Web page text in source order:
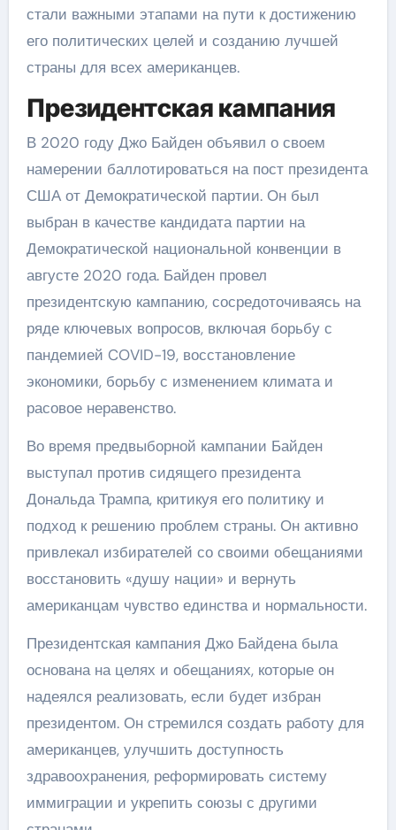
стали важными этапами на пути к достижению
его политических целей и созданию лучшей
страны для всех американцев.
Президентская кампания
В 2020 году Джо Байден объявил о своем
намерении баллотироваться на пост президента
США от Демократической партии. Он был
выбран в качестве кандидата партии на
Демократической национальной конвенции в
августе 2020 года. Байден провел
президентскую кампанию, сосредоточиваясь на
ряде ключевых вопросов, включая борьбу с
пандемией COVID-19, восстановление
экономики, борьбу с изменением климата и
расовое неравенство.
Во время предвыборной кампании Байден
выступал против сидящего президента
Дональда Трампа, критикуя его политику и
подход к решению проблем страны. Он активно
привлекал избирателей со своими обещаниями
восстановить «душу нации» и вернуть
американцам чувство единства и нормальности.
Президентская кампания Джо Байдена была
основана на целях и обещаниях, которые он
надеялся реализовать, если будет избран
президентом. Он стремился создать работу для
американцев, улучшить доступность
здравоохранения, реформировать систему
иммиграции и укрепить союзы с другими